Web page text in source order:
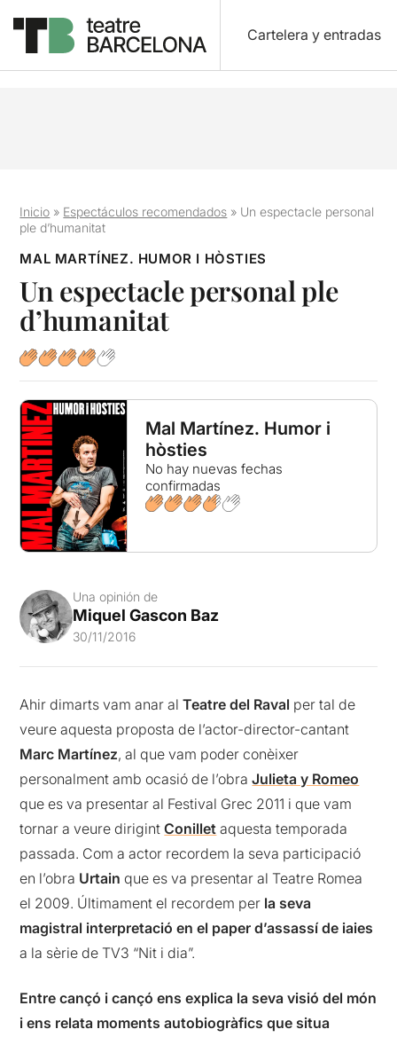
Cartelera y entradas
Inicio » Espectáculos recomendados » Un espectacle personal
ple d’humanitat
MAL MARTÍNEZ. HUMOR I HÒSTIES
Un espectacle personal ple
d’humanitat
Mal Martínez. Humor i
hòsties
No hay nuevas fechas
confirmadas
Una opinión de
Miquel Gascon Baz
30/11/2016
Ahir dimarts vam anar alTeatre del Raval per tal de
veure aquesta proposta de l’actor-director-cantant
Marc Martínez, al que vam poder conèixer
personalment amb ocasió de l’obraJulieta y Romeo
que es va presentar al Festival Grec 2011 i que vam
tornar a veure dirigintConillet aquesta temporada
passada. Com a actor recordem la seva participació
en l’obra Urtain que es va presentar al Teatre Romea
el 2009. Últimament el recordem per la seva
magistral interpretació en el paper d’assassí de iaies
a la sèrie de TV3 “Nit i dia”.
Entre cançó i cançó ens explica la seva visió del món
i ens relata moments autobiogràfics que situa